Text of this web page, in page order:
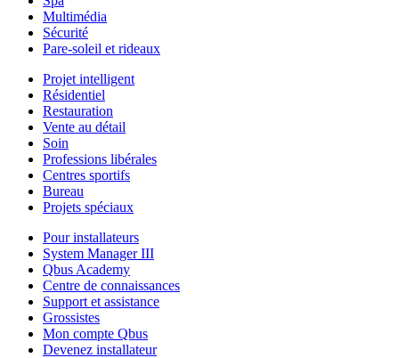
Multimédia
Sécurité
Pare-soleil et rideaux
Projet intelligent
Résidentiel
Restauration
Vente au détail
Soin
Professions libérales
Centres sportifs
Bureau
Projets spéciaux
Pour installateurs
System Manager III
Qbus Academy
Centre de connaissances
Support et assistance
Grossistes
Mon compte Qbus
Devenez installateur